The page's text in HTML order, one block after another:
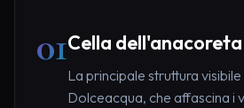
01Cella dell'anacoreta
La principale struttura
Dolceacqua, che affascina i